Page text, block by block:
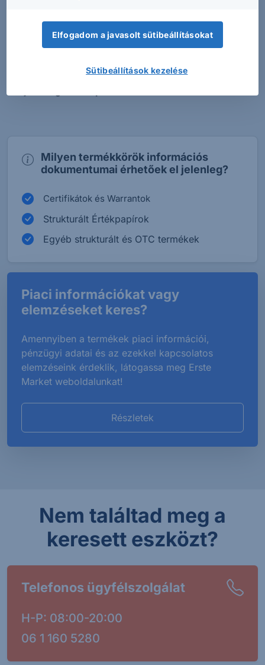
kereső funkcióját is.Kérjük tisztelt Ügyfeleinket, hogy
a csak angol nyelven elérhető KID-el rendelkező
termékekben csak akkor kössenek tranzakciót,
mértékben tájékozottak az adott termék
Milyen termékkörök információs
dokumentumai érhetőek el jelenleg?
Certifikátok és Warrantok
Strukturált Értékpapírok
Egyéb strukturált és OTC termékek
Piaci információkat vagy
elemzéseket keres?
Amennyiben a termékek piaci információi,
pénzügyi adatai és az ezekkel kapcsolatos
elemzéseink érdeklik, látogassa meg Erste
Market weboldalunkat!
Részletek
Nem találtad meg a
keresett eszközt?
Telefonos ügyfélszolgálat
H-P: 08:00-20:00
06 1 160 5280
Elfogadom a javasolt sütibeállításokat
Sütibeállítások kezelése